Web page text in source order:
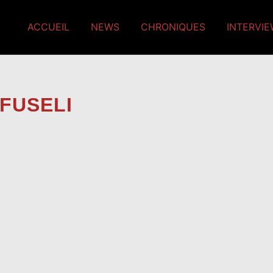
ACCUEIL NEWS CHRONIQUES